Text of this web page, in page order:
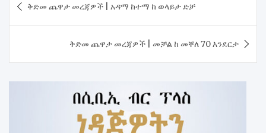
navigation
ቅድመ ጨዋታ መረጃዎች | አዳማ ከተማ ከ ወላይታ ድቻ
ቅድመ ጨዋታ መረጃዎች | መቻል ከ መቐለ 70 እንደርታ